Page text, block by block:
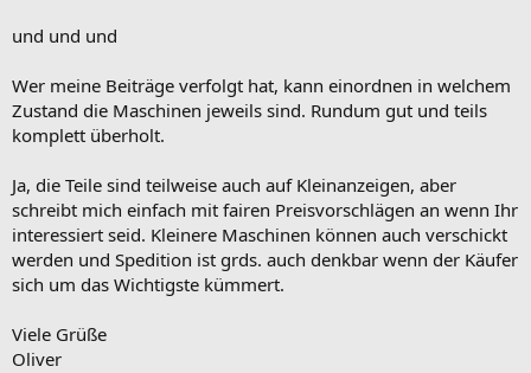
und und und
Wer meine Beiträge verfolgt hat, kann einordnen in welchem
Zustand die Maschinen jeweils sind. Rundum gut und teils
komplett überholt.
Ja, die Teile sind teilweise auch auf Kleinanzeigen, aber
schreibt mich einfach mit fairen Preisvorschlägen an wenn Ihr
interessiert seid. Kleinere Maschinen können auch verschickt
werden und Spedition ist grds. auch denkbar wenn der Käufer
sich um das Wichtigste kümmert.
Viele Grüße
Oliver